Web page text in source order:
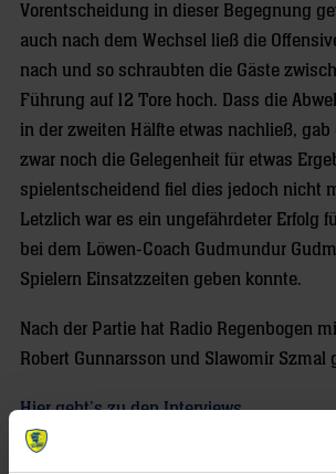
Vorentscheidung in dieser Begegnung
auch nach dem Wechsel ließ die
nach und so schraubten die Gäste
Führung auf 12 Tore hoch. Dass die
in der zweiten Hälfte etwas nachließ, gab
zwar noch die Gelegenheit für etwas
spielentscheidend fiel dies jedoch nicht
Letzlich war es ein ungefährdeter Erfolg
bei dem Löwen-Coach Gudmundur
Spielern Einsatzzeiten geben konnte.
Nach der Partie hat Radio Regenbogen
Robert Gunnarsson und Slawomir Szmal
Hier geht’s zu den Interviews
Radio Regenbogen, 04.04.2011